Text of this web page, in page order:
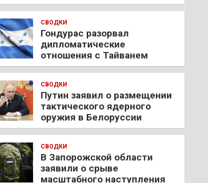
СВОДКИ
Гондурас разорвал
дипломатические
отношения с Тайванем
СВОДКИ
Путин заявил о размещении
тактического ядерного
оружия в Белоруссии
СВОДКИ
В Запорожской области
заявили о срыве
масштабного наступления